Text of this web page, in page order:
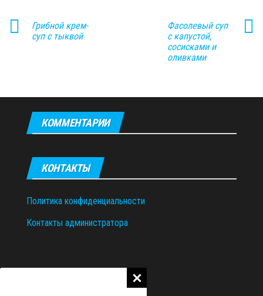
Грибной крем-
суп с тыквой
Фасолевый суп
с капустой,
сосисками и
оливками
КОММЕНТАРИИ
КОНТАКТЫ
Политика конфиденциальности
Контакты администратора